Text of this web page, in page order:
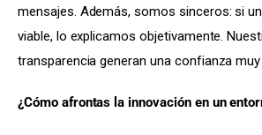
mensajes. Además, somos sinceros: si
viable, lo explicamos objetivamente.
transparencia generan una confianza
¿Cómo afrontas la innovación en un